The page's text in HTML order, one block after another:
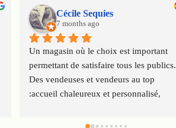
Cécile Sequies
7 months ago
Un magasin où le choix est important
permettant de satisfaire tous les publics.
Des vendeuses et vendeurs au top
:accueil chaleureux et personnalisé,
Merci à toute l'équipe.